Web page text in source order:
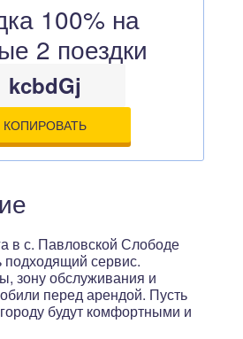
100% на
2 поездки
kcbdGj
КОПИРОВАТЬ
в с. Павловской Слободе
сервис.
зону обслуживания и
перед арендой. Пусть
будут комфортными и